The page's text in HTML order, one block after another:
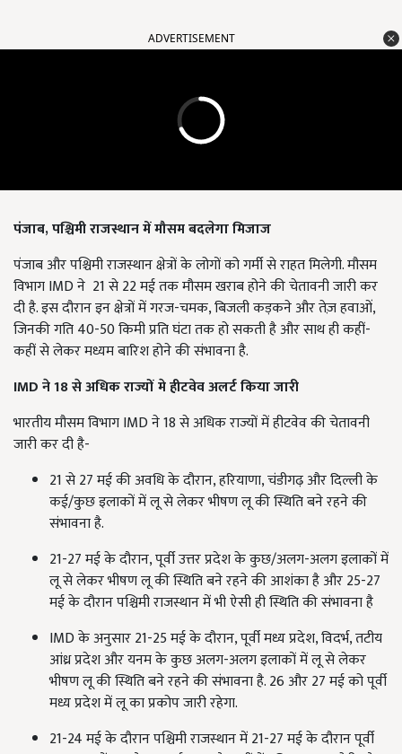
ADVERTISEMENT
पंजाब, पश्चिमी राजस्थान में मौसम बदलेगा मिजाज
पंजाब और पश्चिमी राजस्थान क्षेत्रों के लोगों को गर्मी से राहत मिलेगी. मौसम
विभाग IMD ने 21 से 22 मई तक मौसम खराब होने की चेतावनी जारी कर
दी है. इस दौरान इन क्षेत्रों में गरज-चमक, बिजली कड़कने और तेज़ हवाओं,
जिनकी गति 40-50 किमी प्रति घंटा तक हो सकती है और साथ ही कहीं-
कहीं से लेकर मध्यम बारिश होने की संभावना है.
IMD ने 18 से अधिक राज्यों मे हीटवेव अलर्ट किया जारी
भारतीय मौसम विभाग IMD ने 18 से अधिक राज्यों में हीटवेव की चेतावनी
जारी कर दी है-
21 से 27 मई की अवधि के दौरान, हरियाणा, चंडीगढ़ और दिल्ली के
कई/कुछ इलाकों में लू से लेकर भीषण लू की स्थिति बने रहने की
संभावना है.
21-27 मई के दौरान, पूर्वी उत्तर प्रदेश के कुछ/अलग-अलग इलाकों में
लू से लेकर भीषण लू की स्थिति बने रहने की आशंका है और 25-27
मई के दौरान पश्चिमी राजस्थान में भी ऐसी ही स्थिति की संभावना है
IMD के अनुसार 21-25 मई के दौरान, पूर्वी मध्य प्रदेश, विदर्भ, तटीय
आंध्र प्रदेश और यनम के कुछ अलग-अलग इलाकों में लू से लेकर
भीषण लू की स्थिति बने रहने की संभावना है. 26 और 27 मई को पूर्वी
मध्य प्रदेश में लू का प्रकोप जारी रहेगा.
21-24 मई के दौरान पश्चिमी राजस्थान में 21-27 मई के दौरान पूर्वी